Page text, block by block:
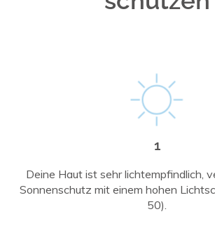
1
Deine Haut ist sehr lichtempfindlich,
Sonnenschutz mit einem hohen
50).